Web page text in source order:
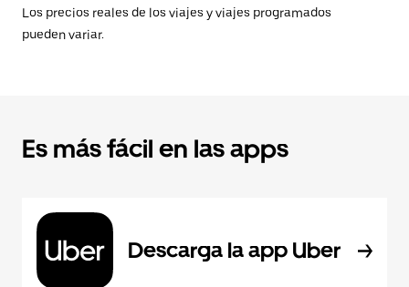
Los precios reales de los viajes y viajes programados
pueden variar.
Es más fácil en las apps
Descarga la app Uber